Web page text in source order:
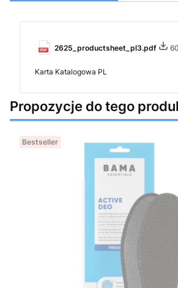
2625_productsheet_pl3.pdf
Karta Katalogowa PL
Propozycje do tego
Bestseller